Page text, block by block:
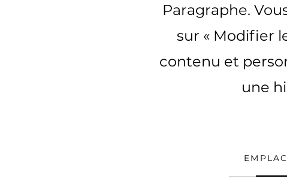
Paragraphe.
sur « Modifier
contenu et
une